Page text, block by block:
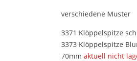
verschiedene Muster
3371 Klöppelspitze
3373 Klöppelspitze
70mm aktuell nicht